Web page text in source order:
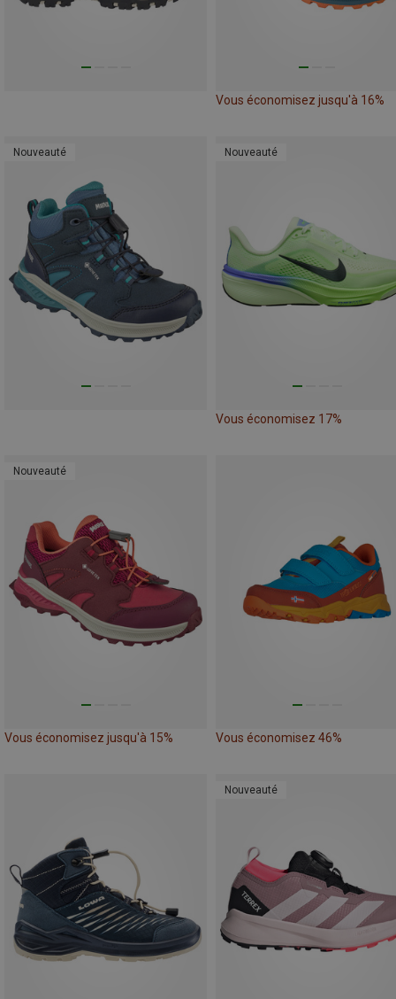
Vous économisez jusqu'à 16%
Nouveauté Nouveauté
Vous économisez 17%
Nouveauté
Vous économisez jusqu'à 15% Vous économisez 46%
Nouveauté